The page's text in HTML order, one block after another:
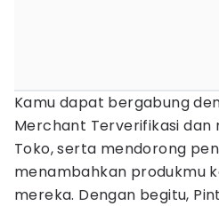
Kamu dapat bergabung
Merchant Terverifikasi dan
Toko, serta mendorong
menambahkan produkmu
mereka. Dengan begitu,